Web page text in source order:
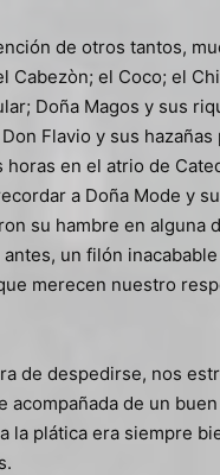
de otros tantos,
Cabezòn; el Coco; el
Doña Magos y sus
Flavio y sus
en el atrio de
a Doña Mode y
su hambre en alguna
un filón
merecen nuestro
de despedirse, nos
de un
la plática era siempre